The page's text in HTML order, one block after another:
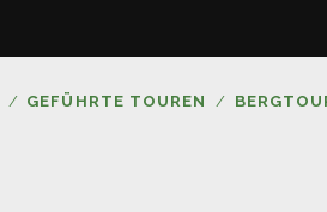
GEFÜHRTE TOUREN